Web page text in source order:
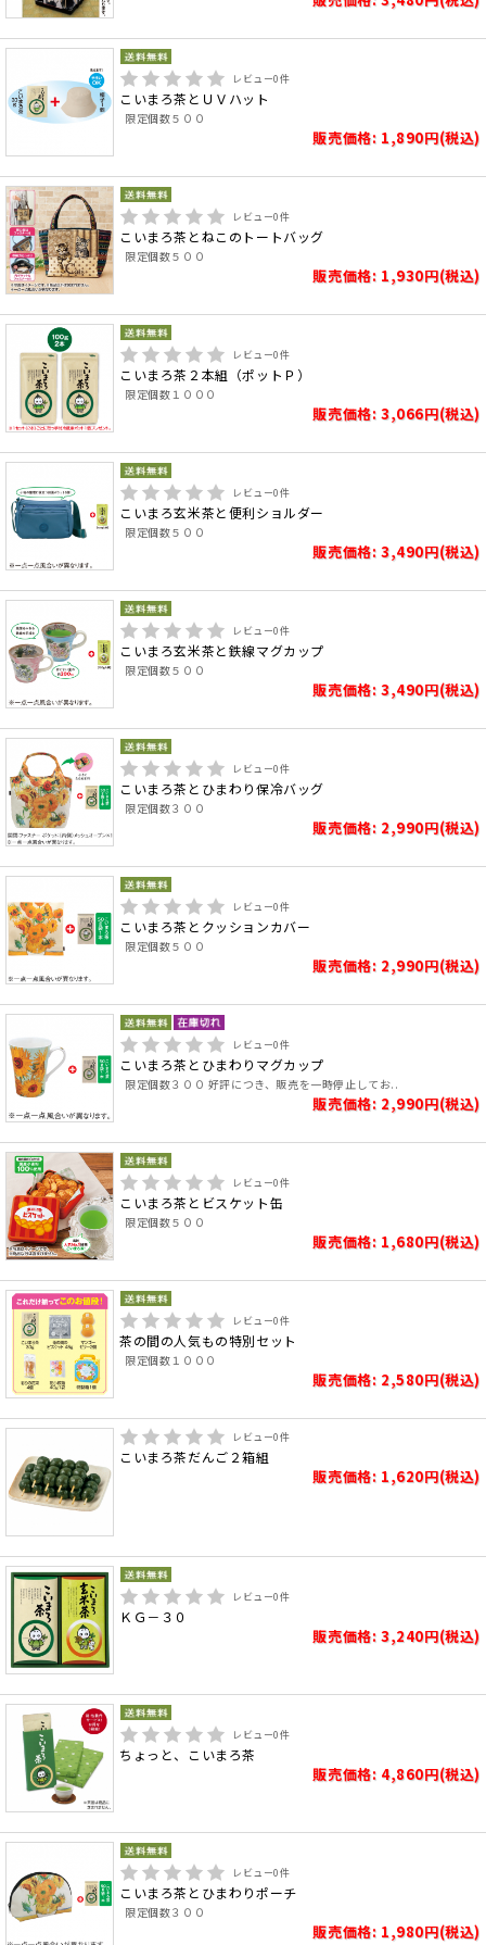
レビュー0件
こいまろ茶とＵＶハット
限定個数５００
販売価格: 1,890円(税込)
レビュー0件
こいまろ茶とねこのトートバッグ
限定個数５００
販売価格: 1,930円(税込)
レビュー0件
こいまろ茶２本組（ポットＰ）
限定個数１０００
販売価格: 3,066円(税込)
レビュー0件
こいまろ玄米茶と便利ショルダー
限定個数５００
販売価格: 3,490円(税込)
レビュー0件
こいまろ玄米茶と鉄線マグカップ
限定個数５００
販売価格: 3,490円(税込)
レビュー0件
こいまろ茶とひまわり保冷バッグ
限定個数３００
販売価格: 2,990円(税込)
レビュー0件
こいまろ茶とクッションカバー
限定個数５００
販売価格: 2,990円(税込)
レビュー0件
こいまろ茶とひまわりマグカップ
限定個数３００ 好評につき、販売を一時停止してお..
販売価格: 2,990円(税込)
レビュー0件
こいまろ茶とビスケット缶
限定個数５００
販売価格: 1,680円(税込)
レビュー0件
茶の間の人気もの特別セット
限定個数１０００
販売価格: 2,580円(税込)
レビュー0件
こいまろ茶だんご２箱組
販売価格: 1,620円(税込)
レビュー0件
ＫＧ－３０
販売価格: 3,240円(税込)
レビュー0件
ちょっと、こいまろ茶
販売価格: 4,860円(税込)
レビュー0件
こいまろ茶とひまわりポーチ
限定個数３００
販売価格: 1,980円(税込)